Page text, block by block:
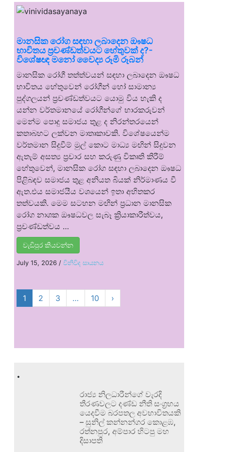
මානසික රෝග සඳහා ලබාදෙන ඖෂධ
භාවිතය ප්‍රචණ්ඩත්වයට හේතුවක් ද?-
විශේෂඥ මනෝ වෛද්‍ය රූමි රූබන්
මානසික රෝගී තත්ත්වයන් සඳහා ලබාදෙන ඖෂධ
භාවිතය හේතුවෙන් රෝගීන් හෝ සාමාන්‍ය
පුද්ගලයන් ප්‍රචණ්ඩත්වයට යොමු විය හැකි ද
යන්න වර්තමානයේ රෝගීන්ගේ භාරකරුවන්
මෙන්ම පොදු සමාජය තුළ ද නිරන්තරයෙන්
කතාබහට ලක්වන මාතෘකාවකි. විශේෂයෙන්ම
වර්තමාන සිදුවීම් මුල් කොට මාධ්‍ය මඟින් සිදුවන
ඇතැම් අසත්‍ය ප්‍රචාර සහ කරුණු විකෘති කිරීම්
හේතුවෙන්, මානසික රෝග සඳහා ලබාදෙන ඖෂධ
පිළිබඳව සමාජය තුළ අනියත බියක් නිර්මාණය වී
ඇත.එය සමාජයීය වශයෙන් ඉතා අහිතකර
තත්වයකි. මෙම සටහන මඟින් ප්‍රධාන මානසික
රෝග නාශක ඖෂධවල සැබෑ ක්‍රියාකාරීත්වය,
ප්‍රචණ්ඩත්වය …
වැඩිපුර කියවන්න
July 15, 2026 / විනිවිද සායනය
1 2 3 … 10 ›
.
රාජ්‍ය නිලධාරීන්ගේ වැරදි
තීරණවලට දණ්ඩ නීති සංග්‍රහය
යෙදවීම බරපතල අවභාවිතයකි
– සුනිල් කන්නන්ගර කොළඹ,
රත්නපුර, අම්පාර හිටපු මහ
දිසාපති